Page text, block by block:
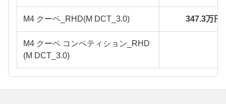
M4 クーペ_RHD(M DCT_3.0) 347.3万円
M4 クーペ コンペティション_RHD
(M DCT_3.0)